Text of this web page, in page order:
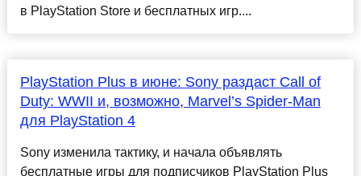
в PlayStation Store и бесплатных игр....
PlayStation Plus в июне: Sony раздаст Call of
Duty: WWII и, возможно, Marvel’s Spider-Man
для PlayStation 4
Sony изменила тактику, и начала объявлять
бесплатные игры для подписчиков PlayStation Plus